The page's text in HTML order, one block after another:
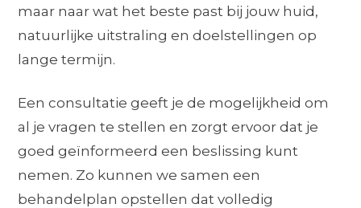
maar naar wat het beste past bij jouw huid,
natuurlijke uitstraling en doelstellingen op
lange termijn.
Een consultatie geeft je de mogelijkheid om
al je vragen te stellen en zorgt ervoor dat je
goed geïnformeerd een beslissing kunt
nemen. Zo kunnen we samen een
behandelplan opstellen dat volledig